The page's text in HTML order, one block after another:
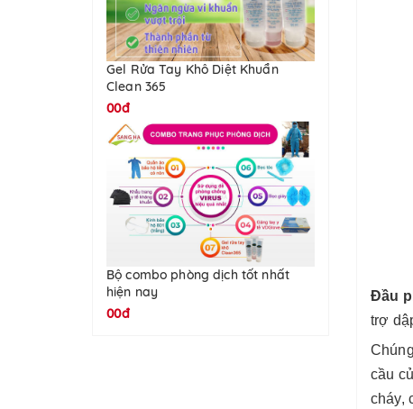
Đầu
trợ
cầu
cháy,
Gel Rửa Tay Khô Diệt Khuẩn
Clean 365
00đ
Bộ combo phòng dịch tốt nhất
hiện nay
00đ